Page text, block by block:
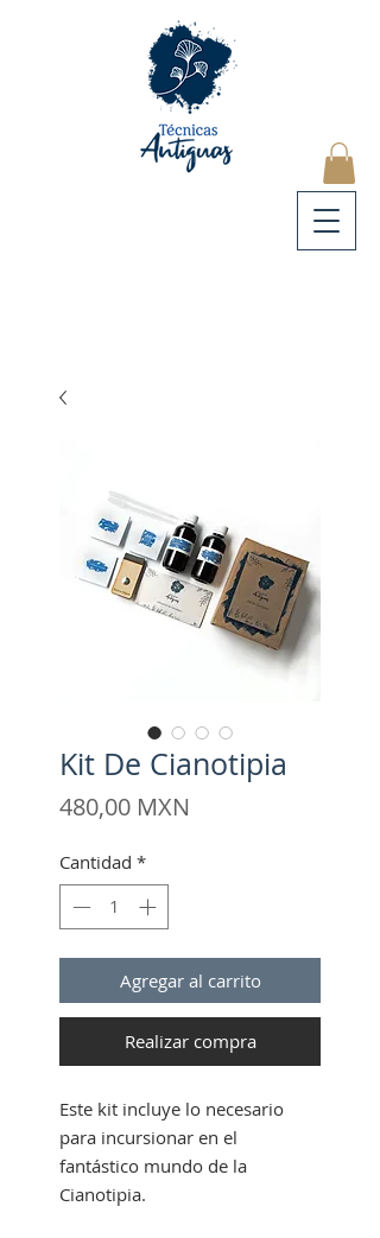
Kit De Cianotipia
480,00 MXN
Cantidad *
Agregar al carrito
Realizar compra
Este kit incluye lo necesario
para incursionar en el
fantástico mundo de la
Cianotipia.